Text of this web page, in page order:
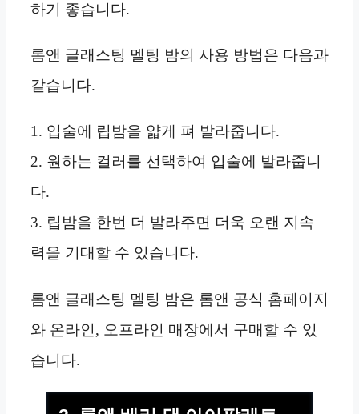
하기 좋습니다.
롬앤 글래스팅 멜팅 밤의 사용 방법은 다음과
같습니다.
1. 입술에 립밤을 얇게 펴 발라줍니다.
2. 원하는 컬러를 선택하여 입술에 발라줍니
다.
3. 립밤을 한번 더 발라주면 더욱 오랜 지속
력을 기대할 수 있습니다.
롬앤 글래스팅 멜팅 밤은 롬앤 공식 홈페이지
와 온라인, 오프라인 매장에서 구매할 수 있
습니다.